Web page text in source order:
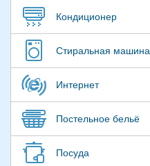
Кондиционер
Стиральная машина
Интернет
Постельное бельё
Посуда